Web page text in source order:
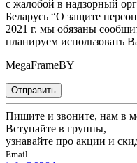
с жалобой в надзорный
Беларусь “О защите
2021 г. мы обязаны
планируем использовать
MegaFrameBY
Отправить
Пишите и звоните, нам в
Вступайте в группы,
узнавайте про акции и
Email